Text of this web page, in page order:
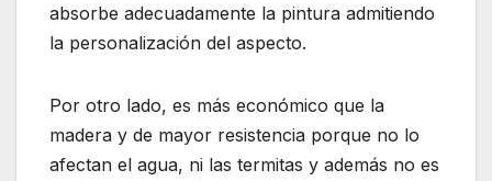
absorbe adecuadamente la pintura admitiendo
la personalización del aspecto.
Por otro lado, es más económico que la
madera y de mayor resistencia porque no lo
afectan el agua, ni las termitas y además no es